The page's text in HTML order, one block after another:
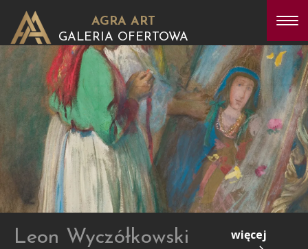
AGRA ART
GALERIA OFERTOWA
Leon Wyczółkowski więcej